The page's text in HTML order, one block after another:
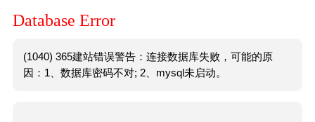
Database Error
(1040) 365建站错误警告：连接数据库失败，可能的原
因：1、数据库密码不对; 2、mysql未启动。